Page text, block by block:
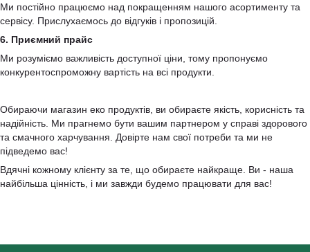
Ми постійно працюємо над покращенням нашого асортименту та
сервісу. Прислухаємось до відгуків і пропозицій.
6. Приємний прайс
Ми розуміємо важливість доступної ціни, тому пропонуємо
конкурентоспроможну вартість на всі продукти.
Обираючи магазин еко продуктів, ви обираєте якість, корисність та
надійність. Ми прагнемо бути вашим партнером у справі здорового
та смачного харчування. Довірте нам свої потреби та ми не
підведемо вас!
Вдячні кожному клієнту за те, що обираєте найкраще. Ви - наша
найбільша цінність, і ми завжди будемо працювати для вас!